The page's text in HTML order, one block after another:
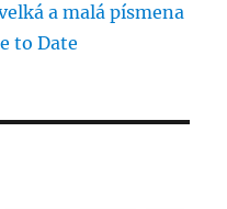
a malá písmena
to Date